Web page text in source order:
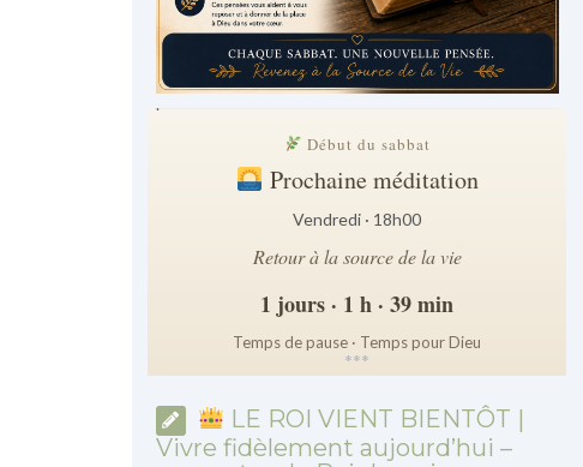
.
Début du sabbat
Prochaine méditation
Vendredi · 18h00
Retour à la source de la vie
1 jours · 1 h · 39 min
Temps de pause · Temps pour Dieu
***
LE ROI VIENT BIENTÔT |
Vivre fidèlement aujourd’hui –